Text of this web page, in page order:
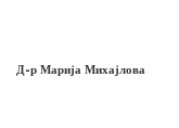
Д-р Марија Михајлова